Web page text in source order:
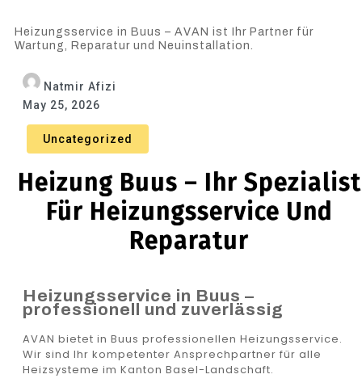
Heizungsservice in Buus – AVAN ist Ihr Partner für
Wartung, Reparatur und Neuinstallation.
Natmir Afizi
May 25, 2026
Uncategorized
Heizung Buus – Ihr Spezialist
Für Heizungsservice Und
Reparatur
Heizungsservice in Buus –
professionell und zuverlässig
AVAN bietet in Buus professionellen Heizungsservice.
Wir sind Ihr kompetenter Ansprechpartner für alle
Heizsysteme im Kanton Basel-Landschaft.